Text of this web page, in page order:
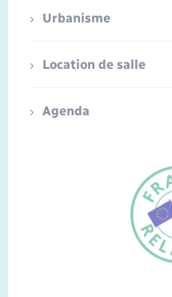
Urbanisme
Location de salle
Agenda